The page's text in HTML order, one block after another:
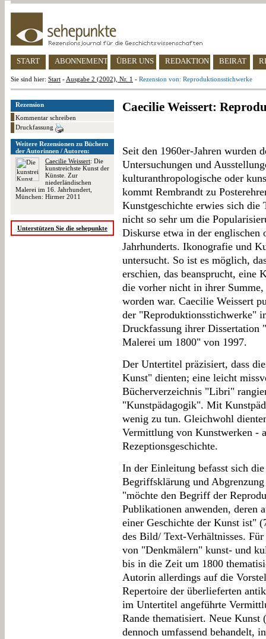
START ABONNEMENT ÜBER UNS REDAKTION BEIRAT
Sie sind hier: Start - Ausgabe 2 (2002), Nr. 1 - Rezension von: Reproduktionsstichwerke
Rezension
Kommentar schreiben
Druckfassung
Weitere Rezensionen zu Büchern
der Autorinnen / Autoren:
Caecilie Weissert: Die
kunstreichste Kunst der
Künste. Zur
niederländischen
Malerei im 16. Jahrhundert,
München: Hirmer 2011
Unterstützen Sie die sehepunkte
Caecilie Weissert:
Seit den 1960er-Jahren wurden
Untersuchungen und
kulturanthropologische oder
kommt Rembrandt zu
Kunstgeschichte erwies sich
nicht so sehr um die
Diskurse etwa in der englischen
Jahrhunderts. Ikonografie und
untersucht. So ist es möglich,
erschien, das beansprucht, eine
die vorher nicht in ihrer
worden war. Caecilie Weissert
der "Reproduktionsstichwerke"
Druckfassung ihrer Dissertation
Malerei um 1800" von 1997.
Der Untertitel präzisiert, dass
Kunst" dienten; eine leicht
Bücherverzeichnis "Libri"
"Kunstpädagogik". Mit
wenig zu tun. Gleichwohl
Vermittlung von Kunstwerken -
Rezeptionsgeschichte.
In der Einleitung befasst sich
Begriffsklärung und Abgrenzung
"möchte den Begriff der
Publikationen anwenden, deren
einer Geschichte der Kunst ist"
des Bild/ Text-Verhältnisses.
von "Denkmälern" kunst- und
bis in die Zeit um 1800
Autorin allerdings auf die
Repertoire der überlieferten
im Untertitel angeführte
Rande thematisiert. Neue
dennoch umfassend behandelt,